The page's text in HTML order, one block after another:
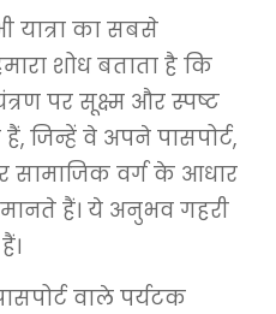
यात्रा का सबसे
शोध बताता है कि
पर सूक्ष्म और स्पष्ट
जिन्हें वे अपने पासपोर्ट,
सामाजिक वर्ग के आधार
मानते हैं। ये अनुभव गहरी
वाले पर्यटक